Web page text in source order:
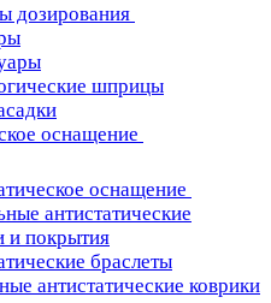
дозирования
шприцы
оснащение
оснащение
антистатические
и покрытия
браслеты
антистатические коврики